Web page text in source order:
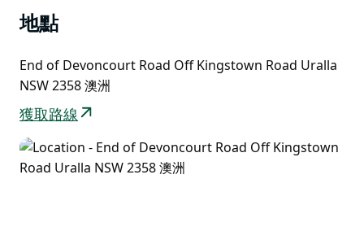
要前往伍爾德里奇休閒淘金保護區，請沿著金斯敦路行駛
約3.5公里，然後右轉進入德文考特路，一直走到盡頭。
保護區入口處有一個牲畜柵欄。
禁止射擊。
地點
End of Devoncourt Road Off Kingstown Road Uralla
NSW 2358 澳洲
獲取路線